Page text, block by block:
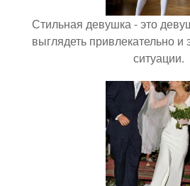
Стильная девушка - это
выглядеть привлекательно и
ситуации.